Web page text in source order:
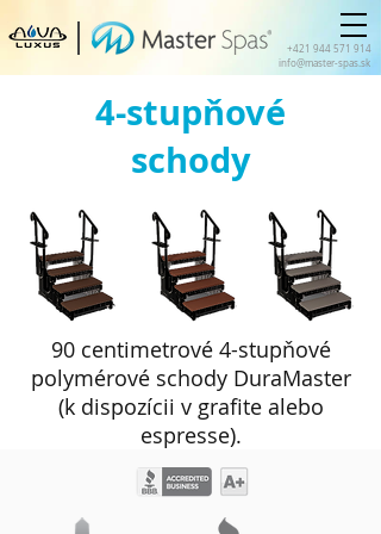
+421 944 571 914
info@master-spas.sk
4-stupňové
schody
90 centimetrové 4-stupňové
polymérové schody DuraMaster
(k dispozícii v grafite alebo
espresse).